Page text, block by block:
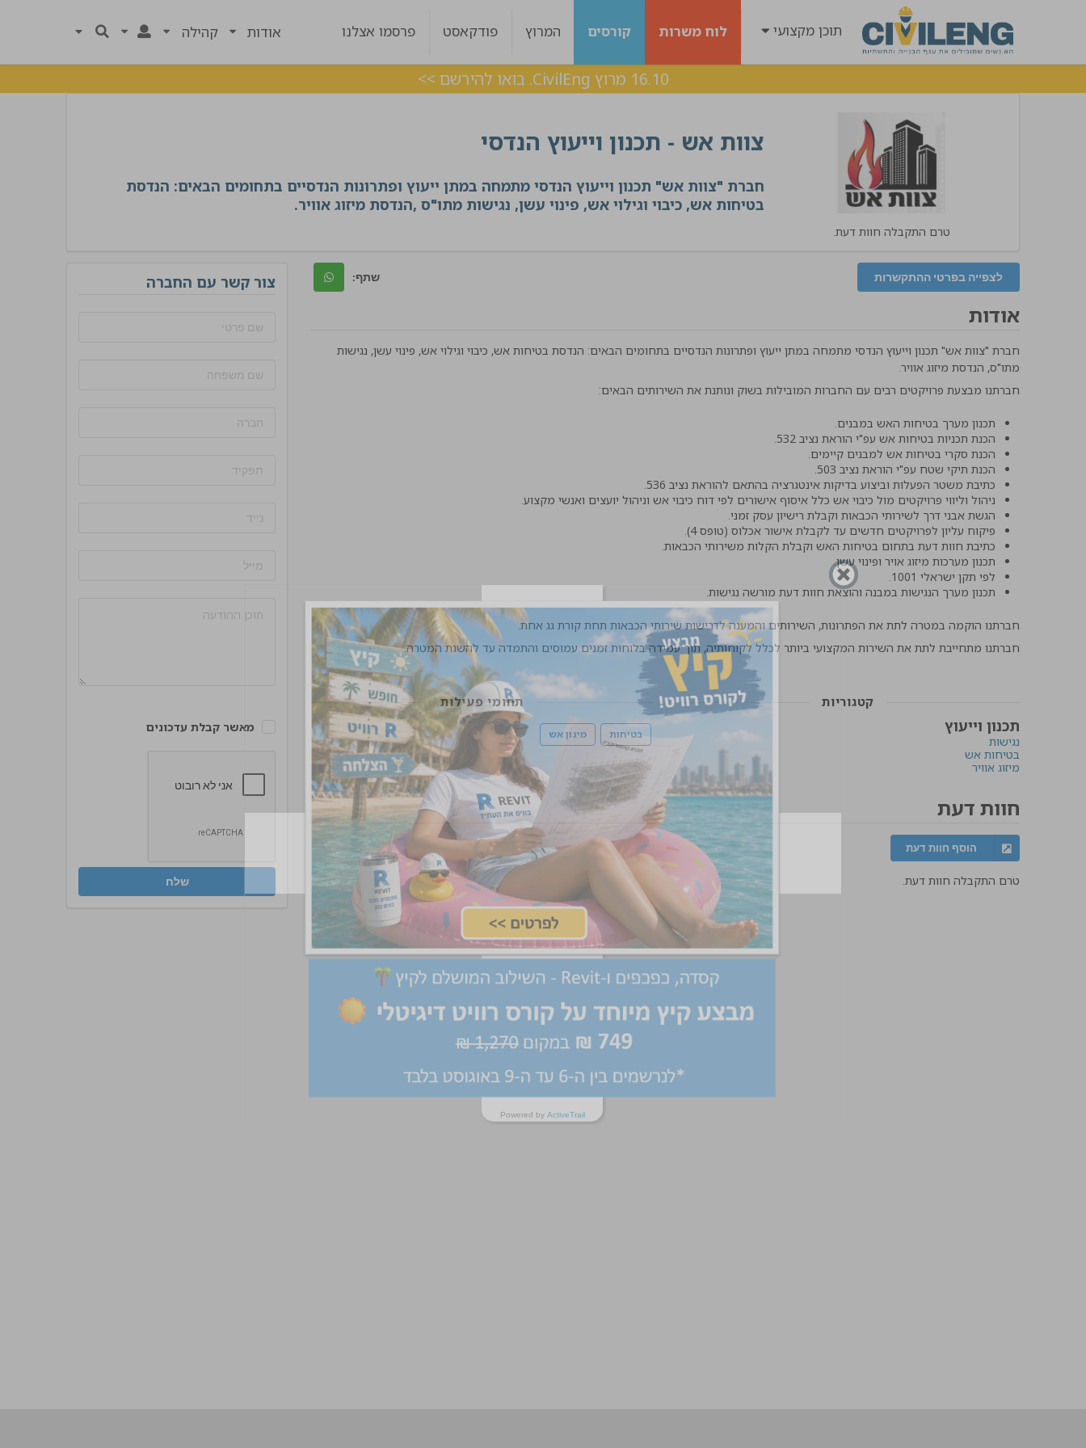
תוכן מקצועי לוח משרות קורסים המרוץ פודקאסט פרסמו אצלנו אודות קהילה
16.10 מרוץ CivilEng. בואו להירשם >>
טרם התקבלה חוות דעת.
צוות אש - תכנון וייעוץ הנדסי
חברת "צוות אש" תכנון וייעוץ הנדסי מתמחה במתן ייעוץ ופתרונות הנדסיים בתחומים הבאים: הנדסת
בטיחות אש, כיבוי וגילוי אש, פינוי עשן, נגישות מתו"ס ,הנדסת מיזוג אוויר.
לצפייה בפרטי ההתקשרות שתף:
אודות
חברת "צוות אש" תכנון וייעוץ הנדסי מתמחה במתן ייעוץ ופתרונות הנדסיים בתחומים הבאים: הנדסת בטיחות אש, כיבוי וגילוי אש, פינוי עשן, נגישות
מתו"ס, הנדסת מיזוג אוויר.
חברתנו מבצעת פרויקטים רבים עם החברות המובילות בשוק ונותנת את השירותים הבאים:
תכנון מערך בטיחות האש במבנים.
הכנת תכניות בטיחות אש עפ"י הוראת נציב 532.
הכנת סקרי בטיחות אש למבנים קיימים.
הכנת תיקי שטח עפ"י הוראת נציב 503.
כתיבת משטר הפעלות וביצוע בדיקות אינטגרציה בהתאם להוראת נציב 536.
ניהול וליווי פרויקטים מול כיבוי אש כלל איסוף אישורים לפי דוח כיבוי אש וניהול יועצים ואנשי מקצוע.
הגשת אבני דרך לשירותי הכבאות וקבלת רישיון עסק זמני.
פיקוח עליון לפרויקטים חדשים עד לקבלת אישור אכלוס (טופס 4).
כתיבת חוות דעת בתחום בטיחות האש וקבלת הקלות משירותי הכבאות.
תכנון מערכות מיזוג אויר ופינוי עשן.
לפי תקן ישראלי 1001.
תכנון מערך הנגישות במבנה והוצאת חוות דעת מורשה נגישות.
חברתנו הוקמה במטרה לתת את הפתרונות, השירותים והמענה לדרישות שירותי הכבאות תחת קורת גג אחת.
חברתנו מתחייבת לתת את השירות המקצועי ביותר לכלל לקוחותיה, תוך עמידה בלוחות זמנים עמוסים והתמדה עד להשגת המטרה.
קטגוריות
תכנון וייעוץ
נגישות
בטיחות אש
מיזוג אוויר
תחומי פעילות
בטיחות מיגון אש
חוות דעת
הוסף חוות דעת
טרם התקבלה חוות דעת.
צור קשר עם החברה
מאשר קבלת עדכונים
Powered by ActiveTrail